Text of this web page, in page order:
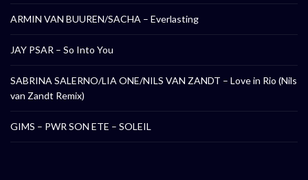
ARMIN VAN BUUREN/SACHA – Everlasting
JAY PSAR – So Into You
SABRINA SALERNO/LIA ONE/NILS VAN ZANDT – Love in Rio (Nils
van Zandt Remix)
GIMS – PWR SON ETE – SOLEIL